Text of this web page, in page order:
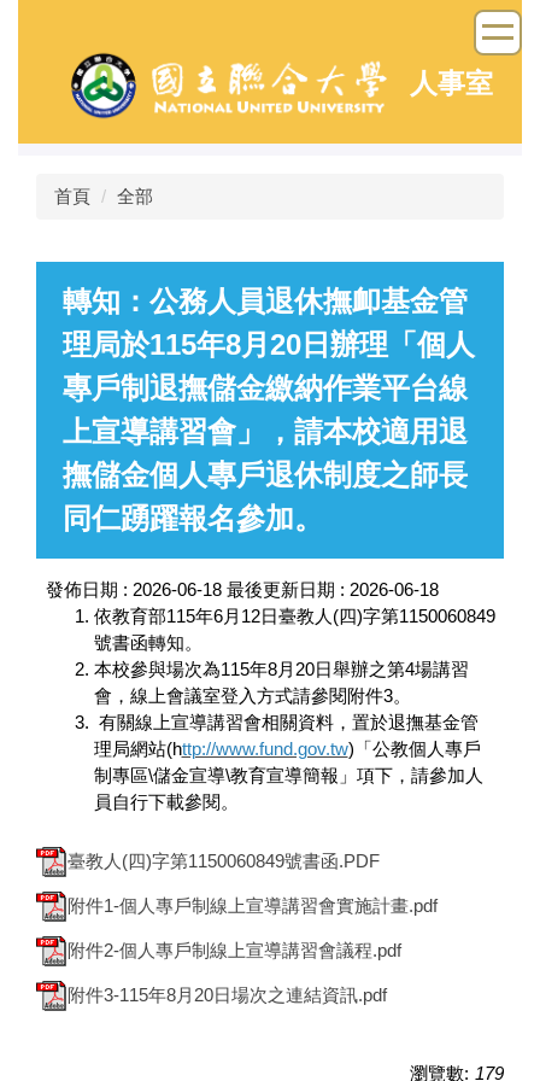
容
人事室
首頁 全部
轉知：公務人員退休撫卹基金管
理局於115年8月20日辦理「個人
專戶制退撫儲金繳納作業平台線
上宣導講習會」，請本校適用退
撫儲金個人專戶退休制度之師長
同仁踴躍報名參加。
發佈日期 : 2026-06-18 最後更新日期 : 2026-06-18
依教育部115年6月12日臺教人(四)字第1150060849
號書函轉知。
本校參與場次為115年8月20日舉辦之第4場講習
會，線上會議室登入方式請參閱附件3。
有關線上宣導講習會相關資料，置於退撫基金管
理局網站(http://www.fund.gov.tw)「公教個人專戶
制專區\儲金宣導\教育宣導簡報」項下，請參加人
員自行下載參閱。
臺教人(四)字第1150060849號書函.PDF
附件1-個人專戶制線上宣導講習會實施計畫.pdf
附件2-個人專戶制線上宣導講習會議程.pdf
附件3-115年8月20日場次之連結資訊.pdf
瀏覽數: 179